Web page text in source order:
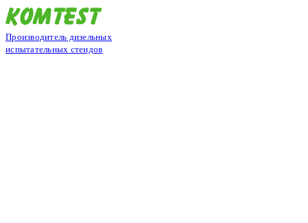
Производитель дизельных
испытательных стендов